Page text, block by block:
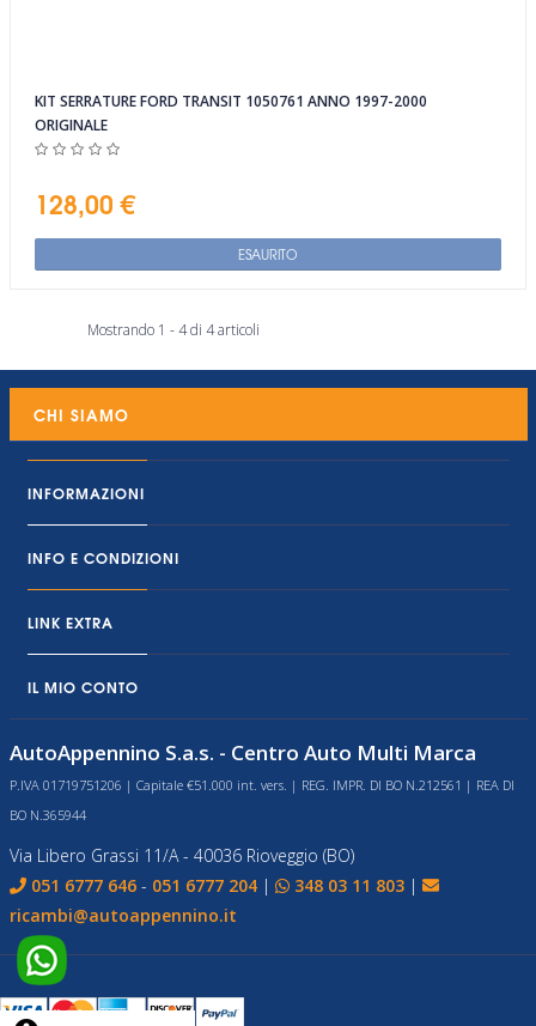
KIT SERRATURE FORD TRANSIT 1050761 ANNO 1997-2000
ORIGINALE
128,00 €
ESAURITO
Mostrando 1 - 4 di 4 articoli
CHI SIAMO
INFORMAZIONI
INFO E CONDIZIONI
LINK EXTRA
IL MIO CONTO
AutoAppennino S.a.s. - Centro Auto Multi Marca
P.IVA 01719751206 | Capitale €51.000 int. vers. | REG. IMPR. DI BO N.212561 | REA DI
BO N.365944
Via Libero Grassi 11/A - 40036 Rioveggio (BO)
051 6777 646 - 051 6777 204 | 348 03 11 803 |
ricambi@autoappennino.it